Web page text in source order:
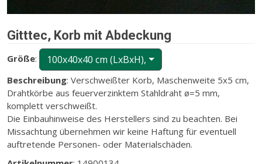
Gitttec, Korb mit Abdeckung
Größe: 100x40x40 cm (LxBxH),
Beschreibung: Verschweißter Korb, Maschenweite 5x5 cm,
Drahtkörbe aus feuerverzinktem Stahldraht ø=5 mm,
komplett verschweißt.
Die Einbauhinweise des Herstellers sind zu beachten. Bei
Missachtung übernehmen wir keine Haftung für eventuell
auftretende Personen- oder Materialschäden.
Name:
Zweck:
Wird für die unverwechselbare Identifizierung eines
Anwenders gesetzt. Es bietet dem Anwender
bessere Bedienerführung, z.B. bei den Formularen
und im Sortiment
Cookie Laufzeit:
Dieser Cookie wird beim Schließen des Browsers
gelöscht (Sitzungscookie)